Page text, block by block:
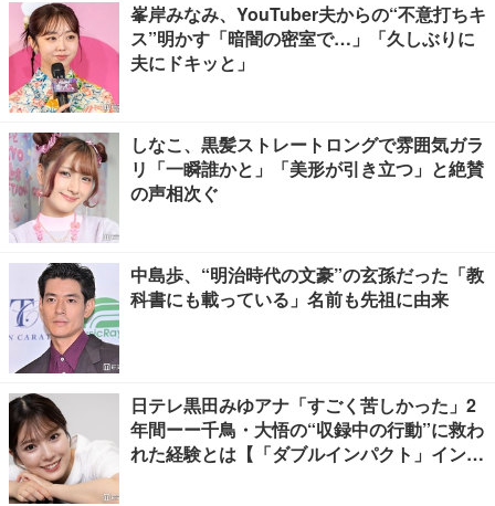
峯岸みなみ、YouTuber夫からの“不意打ちキ
ス”明かす「暗闇の密室で…」「久しぶりに
夫にドキッと」
しなこ、黒髪ストレートロングで雰囲気ガラ
リ「一瞬誰かと」「美形が引き立つ」と絶賛
の声相次ぐ
中島歩、“明治時代の文豪”の玄孫だった「教
科書にも載っている」名前も先祖に由来
日テレ黒田みゆアナ「すごく苦しかった」2
年間ーー千鳥・大悟の“収録中の行動”に救わ
れた経験とは【「ダブルインパクト」インタ